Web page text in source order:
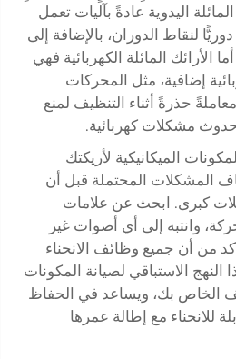
اليدوية عادةً بآليات تعمل
لنقاط الدوران، بالإضافة إلى
الأرائك المائلة الكهربائية فهي
إضافية، مثل المحركات
حذرةً أثناء التنظيف لمنع
مشكلات كهربائية.
الميكانيكية لأريكتك
المشكلات المحتملة قبل أن
كبرى. ابحث عن علامات
وانتبه إلى أي أصوات غير
من أن جميع وظائف الانحناء
الاستباقي لصيانة المكونات
الخاص بك، ويساعد في الحفاظ
للانحناء مع إطالة عمرها